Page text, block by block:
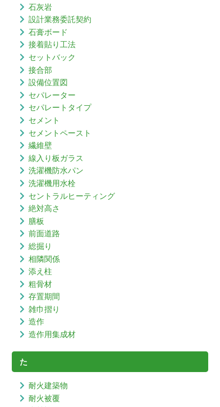
石灰岩
設計業務委託契約
石膏ボード
接着貼り工法
セットバック
接合部
設備位置図
セパレーター
セパレートタイプ
セメント
セメントペースト
繊維壁
線入り板ガラス
洗濯機防水パン
洗濯機用水栓
セントラルヒーティング
絶対高さ
膳板
前面道路
総掘り
相隣関係
添え柱
粗骨材
存置期間
雑巾摺り
造作
造作用集成材
た
耐火建築物
耐火被覆